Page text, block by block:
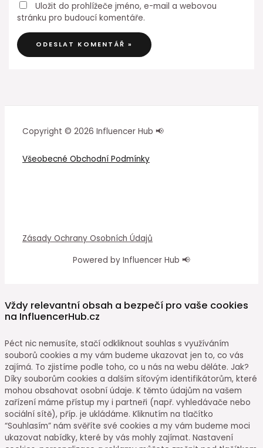
Uložit do prohlížeče jméno, e-mail a webovou
stránku pro budoucí komentáře.
Copyright © 2026 Influencer Hub 📢
Všeobecné Obchodní Podmínky
Zásady Ochrany Osobních Údajů
Powered by Influencer Hub 📢
Vždy relevantní obsah a bezpečí pro vaše cookies
na InfluencerHub.cz
Péct nic nemusíte, stačí odkliknout souhlas s využíváním
souborů cookies a my vám budeme ukazovat jen to, co vás
zajímá. To zjistíme podle toho, co u nás na webu děláte. Jak?
Díky souborům cookies a dalším síťovým identifikátorům, které
mohou obsahovat osobní údaje. K těmto údajům na vašem
zařízení máme přístup my i partneři (např. vyhledávače nebo
sociální sítě), příp. je ukládáme. Kliknutím na tlačítko
“Souhlasím” nám svěříte své cookies a my vám budeme moci
ukazovat nabídky, které by vás mohly zajímat. Nastavení